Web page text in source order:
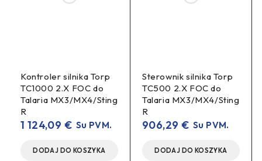
TORP aluminiowa płyta osłony dolnej (bash plate /
skid plate) ze wstępnie zamontowanymi klipsami U
Specyfikacja techniczna
Kontroler silnika Torp
TC1000 2.X FOC do
Talaria MX3/MX4/Sting
R
1 124,09 € Su PVM.
DODAJ DO KOSZYKA
Sterownik silnika Torp
TC500 2.X FOC do
Talaria MX3/MX4/Sting
R
906,29 € Su PVM.
DODAJ DO KOSZYKA